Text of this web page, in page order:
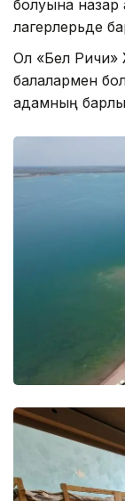
болуына
лагерлерьде
Ол «Бел Ричи»
балалармен
адамның